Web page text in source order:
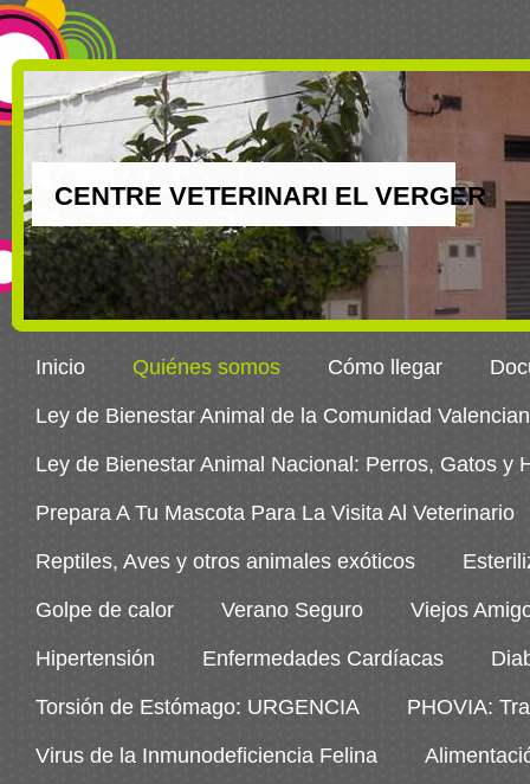
CENTRE VETERINARI EL VERGER
Inicio Quiénes somos Cómo llegar
Ley de Bienestar Animal de la Comunidad
Ley de Bienestar Animal Nacional: Perros, Gatos y
Prepara A Tu Mascota Para La Visita Al Veterinario
Reptiles, Aves y otros animales exóticos
Golpe de calor Verano Seguro Viejos
Hipertensión Enfermedades Cardíacas
Torsión de Estómago: URGENCIA PHOVIA:
Virus de la Inmunodeficiencia Felina